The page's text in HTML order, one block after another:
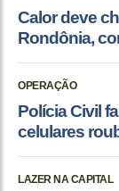
Calor deve
Rondônia,
OPERAÇÃO
Polícia Civil
celulares
LAZER NA CAPITAL